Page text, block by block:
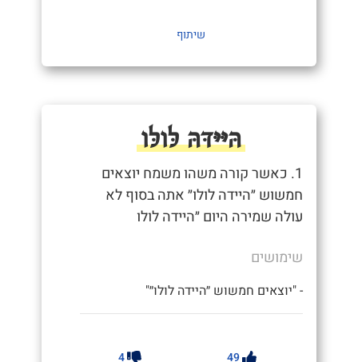
שיתוף
הּיּיּדּהּ לּולּו
1. כאשר קורה משהו משמח יוצאים
חמשוש ״היידה לולו״ אתה בסוף לא
עולה שמירה היום ״היידה לולו
שימושים
- "יוצאים חמשוש ״היידה לולו״"
49
4